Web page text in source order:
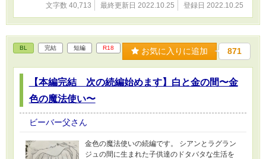
文字数 40,713 最終更新日 2022.10.25 登録日 2022.10.25
BL 完結 短編 R18 お気に入りに追加 871
【本編完結 次の続編始めます】白と金の間〜金
色の魔法使い〜
ビーバー父さん
金色の魔法使いの続編です。 シアンとラグラン
ジュの間に生まれた子供達のドタバタな生活を